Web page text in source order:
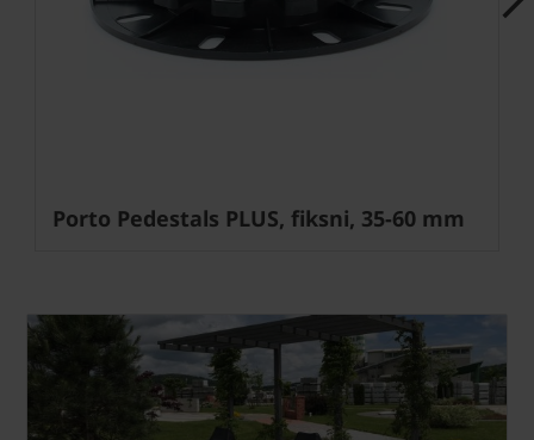
Porto Pedestals PLUS, fiksni, 35-60 mm
Next